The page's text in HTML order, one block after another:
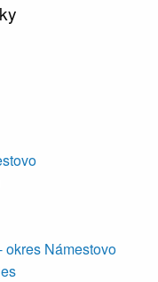
okres Námestovo